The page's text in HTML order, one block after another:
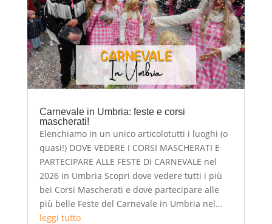
Carnevale in Umbria: feste e corsi
mascherati!
Elenchiamo in un unico articolotutti i luoghi (o
quasi!) DOVE VEDERE I CORSI MASCHERATI E
PARTECIPARE ALLE FESTE DI CARNEVALE nel
2026 in Umbria Scopri dove vedere tutti i più
bei Corsi Mascherati e dove partecipare alle
più belle Feste del Carnevale in Umbria nel...
leggi tutto